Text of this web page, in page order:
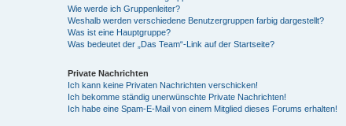
Wie werde ich Gruppenleiter?
Weshalb werden verschiedene Benutzergruppen farbig dargestellt?
Was ist eine Hauptgruppe?
Was bedeutet der „Das Team“-Link auf der Startseite?
Private Nachrichten
Ich kann keine Privaten Nachrichten verschicken!
Ich bekomme ständig unerwünschte Private Nachrichten!
Ich habe eine Spam-E-Mail von einem Mitglied dieses Forums erhalten!